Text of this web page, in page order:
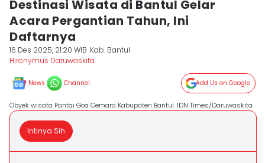
Destinasi Wisata di Bantul Gelar
Acara Pergantian Tahun, Ini
Daftarnya
16 Des 2025, 21:20 WIB Kab. Bantul
Hironymus Daruwaskita
News Channel Add Us on Google
Obyek wisata Pantai Goa Cemara Kabupaten Bantul. IDN Times/Daruwaskita
Intinya Sih